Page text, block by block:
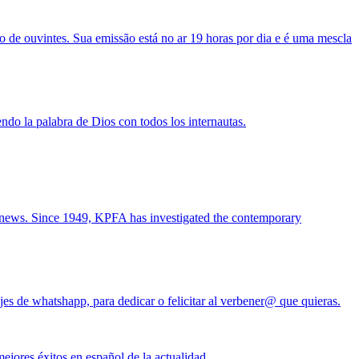
ouvintes. Sua emissão está no ar 19 horas por dia e é uma mescla
la palabra de Dios con todos los internautas.
Since 1949, KPFA has investigated the contemporary
de whatshapp, para dedicar o felicitar al verbener@ que quieras.